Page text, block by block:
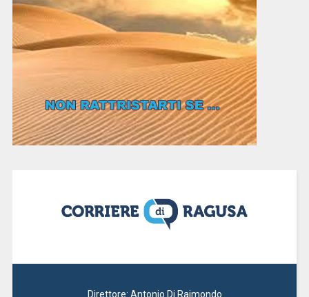
Direttore: Antonio Di Raimondo